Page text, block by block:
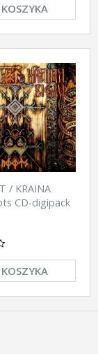
/ KRAINA
CD-digipack